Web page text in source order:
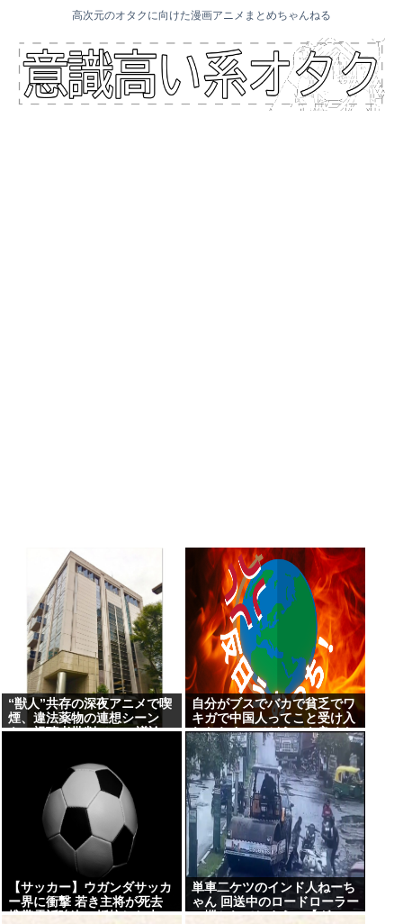
高次元のオタクに向けた漫画アニメまとめちゃんねる
“獣人”共存の深夜アニメで喫
煙、違法薬物の連想シーン
も…視聴者批判でBPO議論
自分がブスでバカで貧乏でワ
キガで中国人ってこと受け入
れたらすべてどうでも良くな
った
【サッカー】ウガンダサッカ
ー界に衝撃 若き主将が死去
携帯電話強盗に抵抗した末に
単車二ケツのインド人ねーち
ゃん 回送中のロードローラー
に轢かれてしまう…【グ